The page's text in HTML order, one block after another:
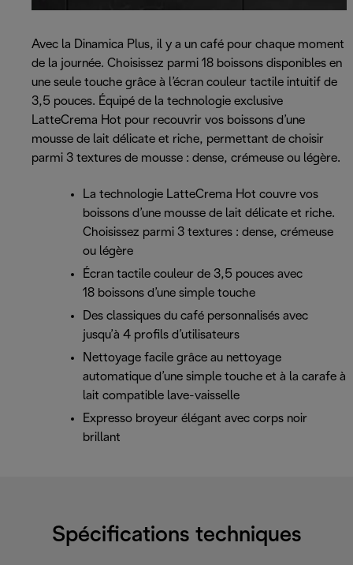
Avec la Dinamica Plus, il y a un café pour chaque moment
de la journée. Choisissez parmi 18 boissons disponibles en
une seule touche grâce à l’écran couleur tactile intuitif de
3,5 pouces. Équipé de la technologie exclusive
LatteCrema Hot pour recouvrir vos boissons d’une
mousse de lait délicate et riche, permettant de choisir
parmi 3 textures de mousse : dense, crémeuse ou légère.
La technologie LatteCrema Hot couvre vos
boissons d’une mousse de lait délicate et riche.
Choisissez parmi 3 textures : dense, crémeuse
ou légère
Écran tactile couleur de 3,5 pouces avec
18 boissons d’une simple touche
Des classiques du café personnalisés avec
jusqu’à 4 profils d’utilisateurs
Nettoyage facile grâce au nettoyage
automatique d’une simple touche et à la carafe à
lait compatible lave-vaisselle
Expresso broyeur élégant avec corps noir
brillant
Spécifications techniques